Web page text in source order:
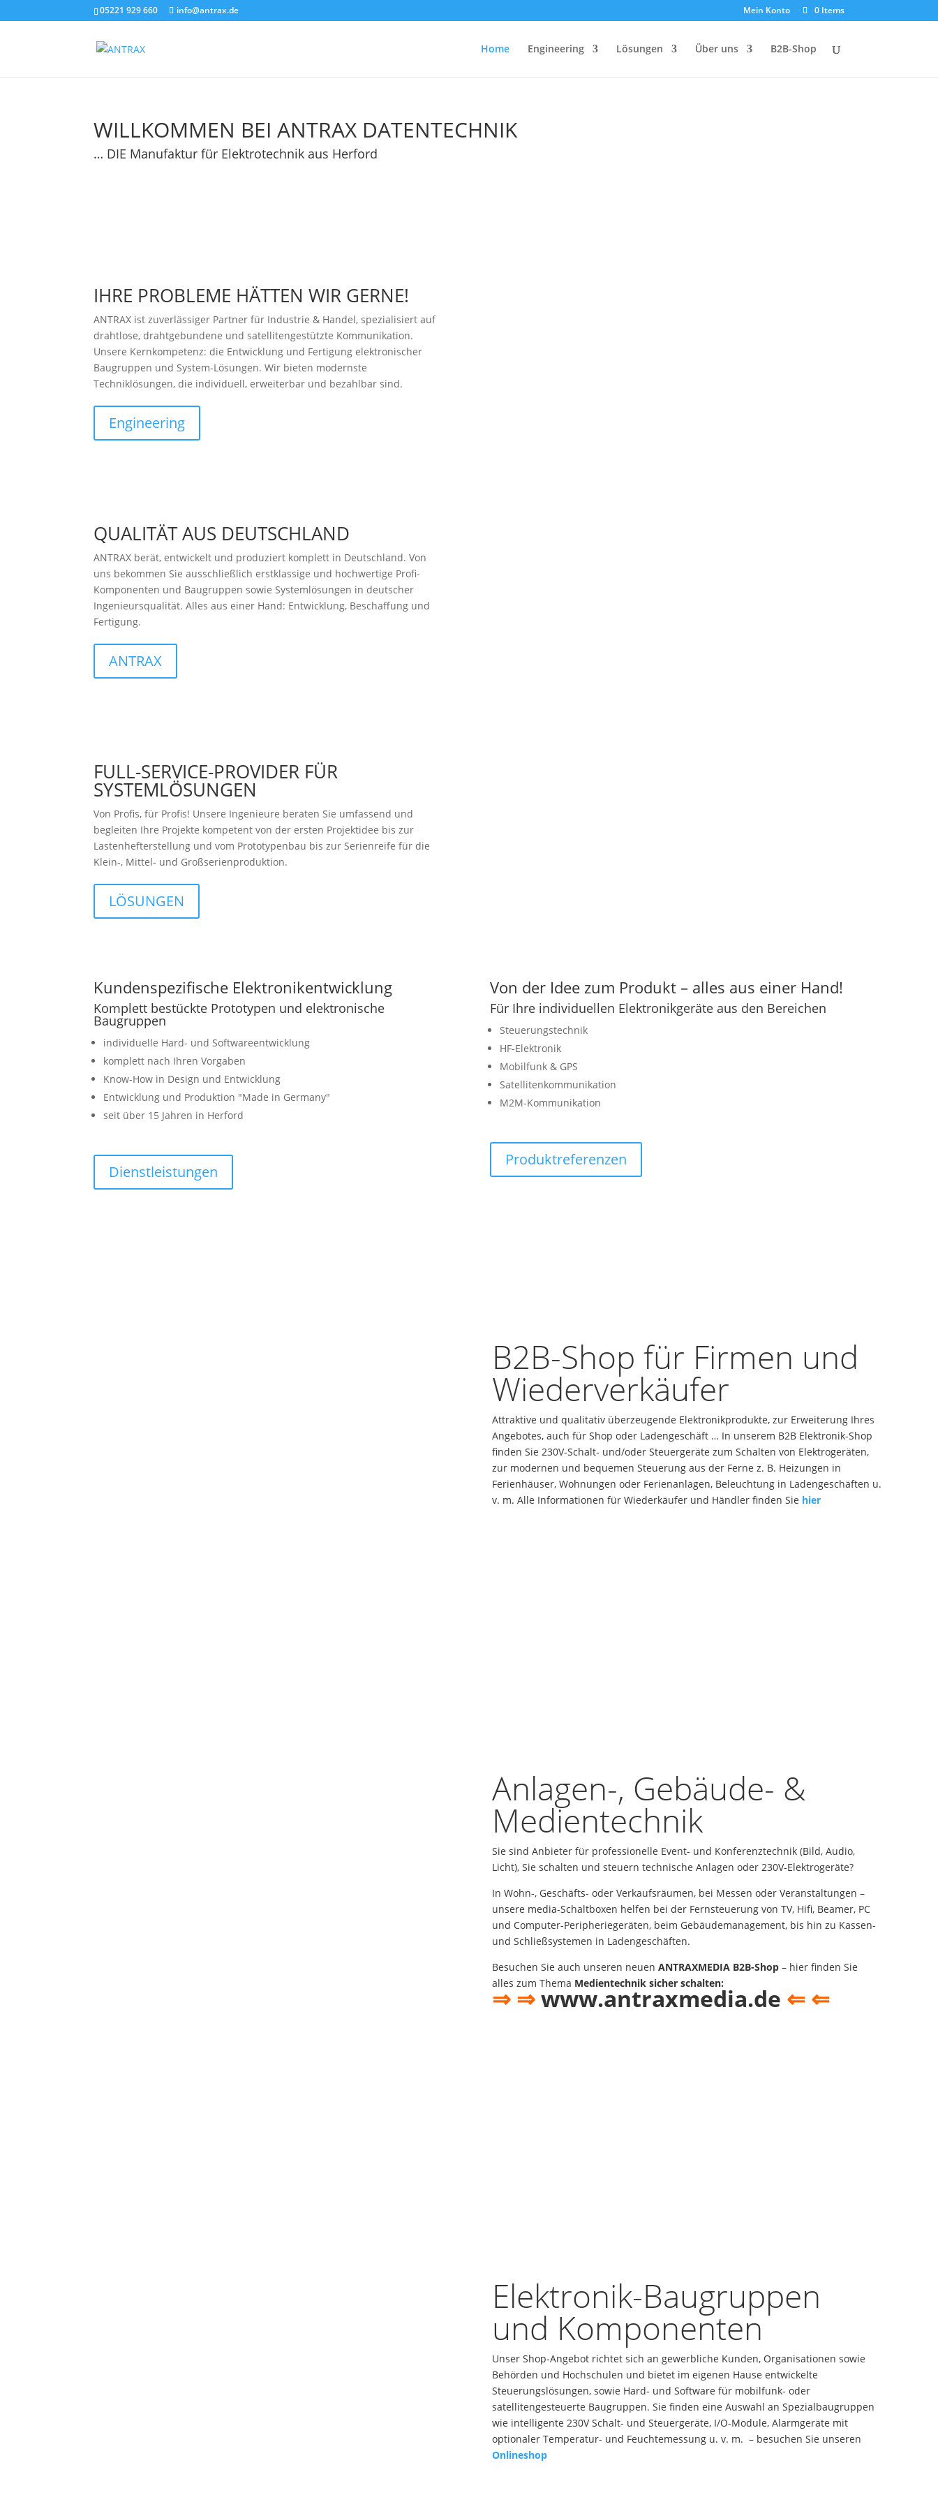
05221 929 660 info@antrax.de Mein Konto 0 Items
Home Engineering Lösungen Über uns B2B-Shop
WILLKOMMEN BEI ANTRAX DATENTECHNIK
… DIE Manufaktur für Elektrotechnik aus Herford
IHRE PROBLEME HÄTTEN WIR GERNE!
ANTRAX ist zuverlässiger Partner für Industrie & Handel, spezialisiert auf
drahtlose, drahtgebundene und satellitengestützte Kommunikation.
Unsere Kernkompetenz: die Entwicklung und Fertigung elektronischer
Baugruppen und System-Lösungen. Wir bieten modernste
Techniklösungen, die individuell, erweiterbar und bezahlbar sind.
Engineering
QUALITÄT AUS DEUTSCHLAND
ANTRAX berät, entwickelt und produziert komplett in Deutschland. Von
uns bekommen Sie ausschließlich erstklassige und hochwertige Profi-
Komponenten und Baugruppen sowie Systemlösungen in deutscher
Ingenieursqualität. Alles aus einer Hand: Entwicklung, Beschaffung und
Fertigung.
ANTRAX
FULL-SERVICE-PROVIDER FÜR
SYSTEMLÖSUNGEN
Von Profis, für Profis! Unsere Ingenieure beraten Sie umfassend und
begleiten Ihre Projekte kompetent von der ersten Projektidee bis zur
Lastenhefterstellung und vom Prototypenbau bis zur Serienreife für die
Klein-, Mittel- und Großserienproduktion.
LÖSUNGEN
Kundenspezifische Elektronikentwicklung
Komplett bestückte Prototypen und elektronische
Baugruppen
individuelle Hard- und Softwareentwicklung
komplett nach Ihren Vorgaben
Know-How in Design und Entwicklung
Entwicklung und Produktion ″Made in Germany″
seit über 15 Jahren in Herford
Dienstleistungen
Von der Idee zum Produkt – alles aus einer Hand!
Für Ihre individuellen Elektronikgeräte aus den Bereichen
Steuerungstechnik
HF-Elektronik
Mobilfunk & GPS
Satellitenkommunikation
M2M-Kommunikation
Produktreferenzen
B2B-Shop für Firmen und
Wiederverkäufer
Attraktive und qualitativ überzeugende Elektronikprodukte, zur Erweiterung Ihres
Angebotes, auch für Shop oder Ladengeschäft … In unserem B2B Elektronik-Shop
finden Sie 230V-Schalt- und/oder Steuergeräte zum Schalten von Elektrogeräten,
zur modernen und bequemen Steuerung aus der Ferne z. B. Heizungen in
Ferienhäuser, Wohnungen oder Ferienanlagen, Beleuchtung in Ladengeschäften u.
v. m. Alle Informationen für Wiederkäufer und Händler finden Sie hier
Anlagen-, Gebäude- &
Medientechnik
Sie sind Anbieter für professionelle Event- und Konferenztechnik (Bild, Audio,
Licht), Sie schalten und steuern technische Anlagen oder 230V-Elektrogeräte?
In Wohn-, Geschäfts- oder Verkaufsräumen, bei Messen oder Veranstaltungen –
unsere media-Schaltboxen helfen bei der Fernsteuerung von TV, Hifi, Beamer, PC
und Computer-Peripheriegeräten, beim Gebäudemanagement, bis hin zu Kassen-
und Schließsystemen in Ladengeschäften.
Besuchen Sie auch unseren neuen ANTRAXMEDIA B2B-Shop– hier finden Sie
alles zum Thema Medientechnik sicher schalten:
⇒ ⇒www.antraxmedia.de ⇐ ⇐
Elektronik-Baugruppen
und Komponenten
Unser Shop-Angebot richtet sich an gewerbliche Kunden, Organisationen sowie
Behörden und Hochschulen und bietet im eigenen Hause entwickelte
Steuerungslösungen, sowie Hard- und Software für mobilfunk- oder
satellitengesteuerte Baugruppen. Sie finden eine Auswahl an Spezialbaugruppen
wie intelligente 230V Schalt- und Steuergeräte, I/O-Module, Alarmgeräte mit
optionaler Temperatur- und Feuchtemessung u. v. m. – besuchen Sie unseren
Onlineshop